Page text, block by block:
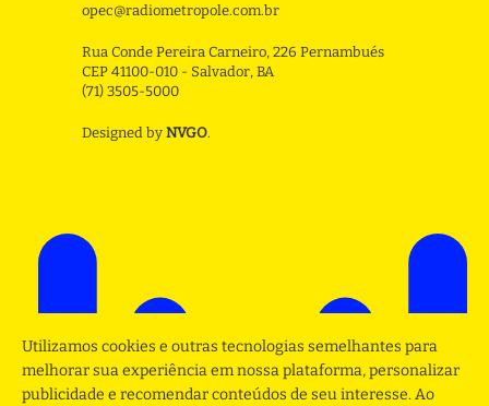
opec@radiometropole.com.br
Rua Conde Pereira Carneiro, 226 Pernambués
CEP 41100-010 - Salvador, BA
(71) 3505-5000
Designed by NVGO.
Utilizamos cookies e outras tecnologias semelhantes para
melhorar sua experiência em nossa plataforma, personalizar
publicidade e recomendar conteúdos de seu interesse. Ao